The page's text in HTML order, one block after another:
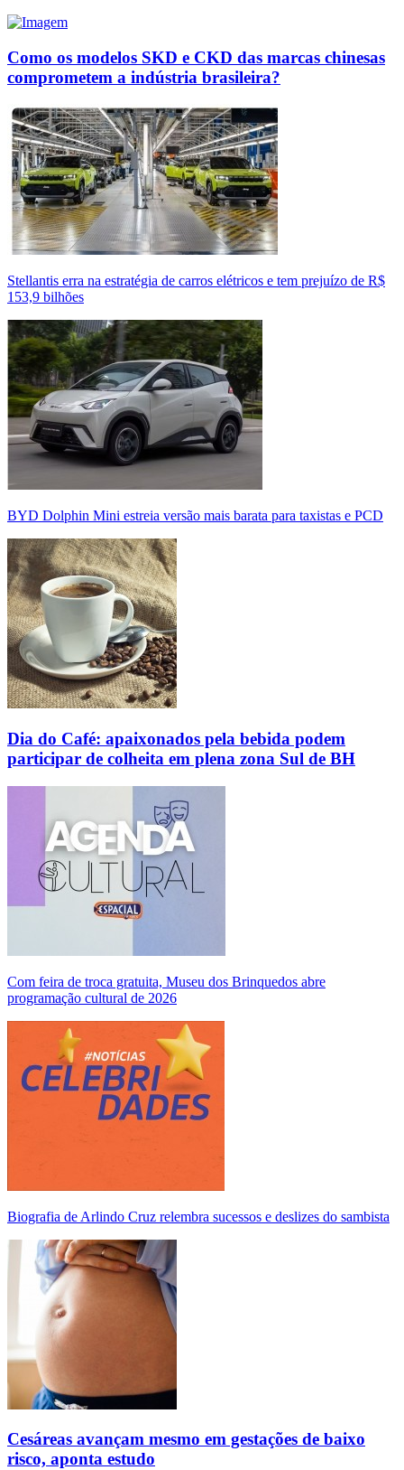
Como os modelos SKD e CKD das marcas chinesas
comprometem a indústria brasileira?
Stellantis erra na estratégia de carros elétricos e tem prejuízo de R$
153,9 bilhões
BYD Dolphin Mini estreia versão mais barata para taxistas e PCD
Dia do Café: apaixonados pela bebida podem
participar de colheita em plena zona Sul de BH
Com feira de troca gratuita, Museu dos Brinquedos abre
programação cultural de 2026
Biografia de Arlindo Cruz relembra sucessos e deslizes do sambista
Cesáreas avançam mesmo em gestações de baixo
risco, aponta estudo